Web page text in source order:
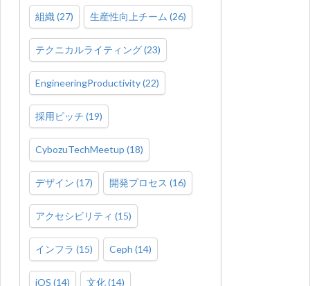
組織(27) 生産性向上チーム (26)
テクニカルライティング(23)
EngineeringProductivity(22)
採用ピッチ (19)
CybozuTechMeetup (18)
デザイン (17) 開発プロセス (16)
アクセシビリティ (15)
インフラ (15) Ceph (14)
iOS (14) 文化(14)